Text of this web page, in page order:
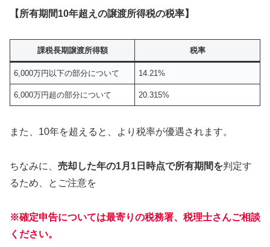
【所有期間10年超えの譲渡所得税の税率】
課税長期譲渡所得額 税率
6,000万円以下の部分について 14.21%
6,000万円超の部分について 20.315%
また、10年を超えると、より税率が優遇されます。
ちなみに、 売却した年の1月1日時点で所有期間を判定す
るため、とご注意を
※確定申告については最寄りの税務署、税理士さんご相談
ください。